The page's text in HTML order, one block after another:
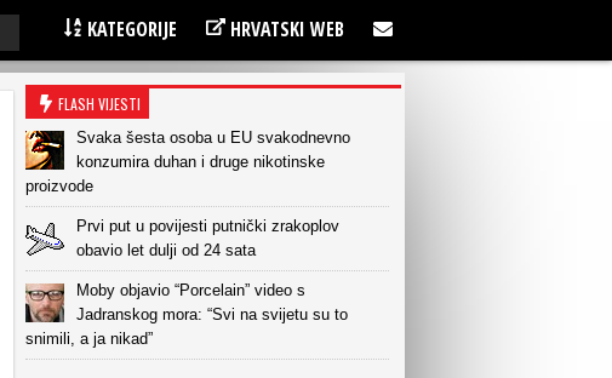
KATEGORIJE HRVATSKI WEB
FLASH VIJESTI
Svaka šesta osoba u EU svakodnevno
konzumira duhan i druge nikotinske
proizvode
Prvi put u povijesti putnički zrakoplov
obavio let dulji od 24 sata
Moby objavio “Porcelain” video s
Jadranskog mora: “Svi na svijetu su to
snimili, a ja nikad”